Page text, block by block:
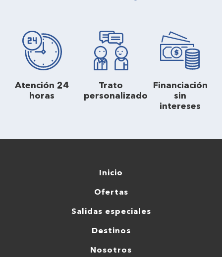
Atención 24
horas
Trato
personalizado
Financiación
sin
intereses
Inicio
Ofertas
Salidas especiales
Destinos
Nosotros